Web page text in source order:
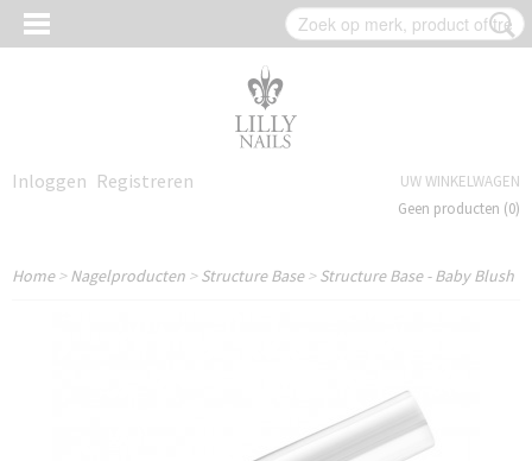
Inloggen Registreren
UW WINKELWAGEN
Geen producten (0)
Home>Nagelproducten >Structure Base>Structure Base - Baby Blush